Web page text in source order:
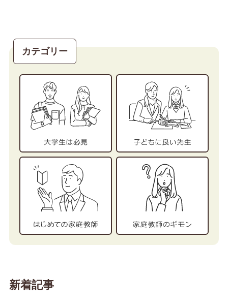
カテゴリー
新着記事